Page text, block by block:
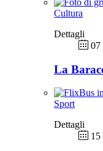
Cultura
Dettagli
07
La
Sport
Dettagli